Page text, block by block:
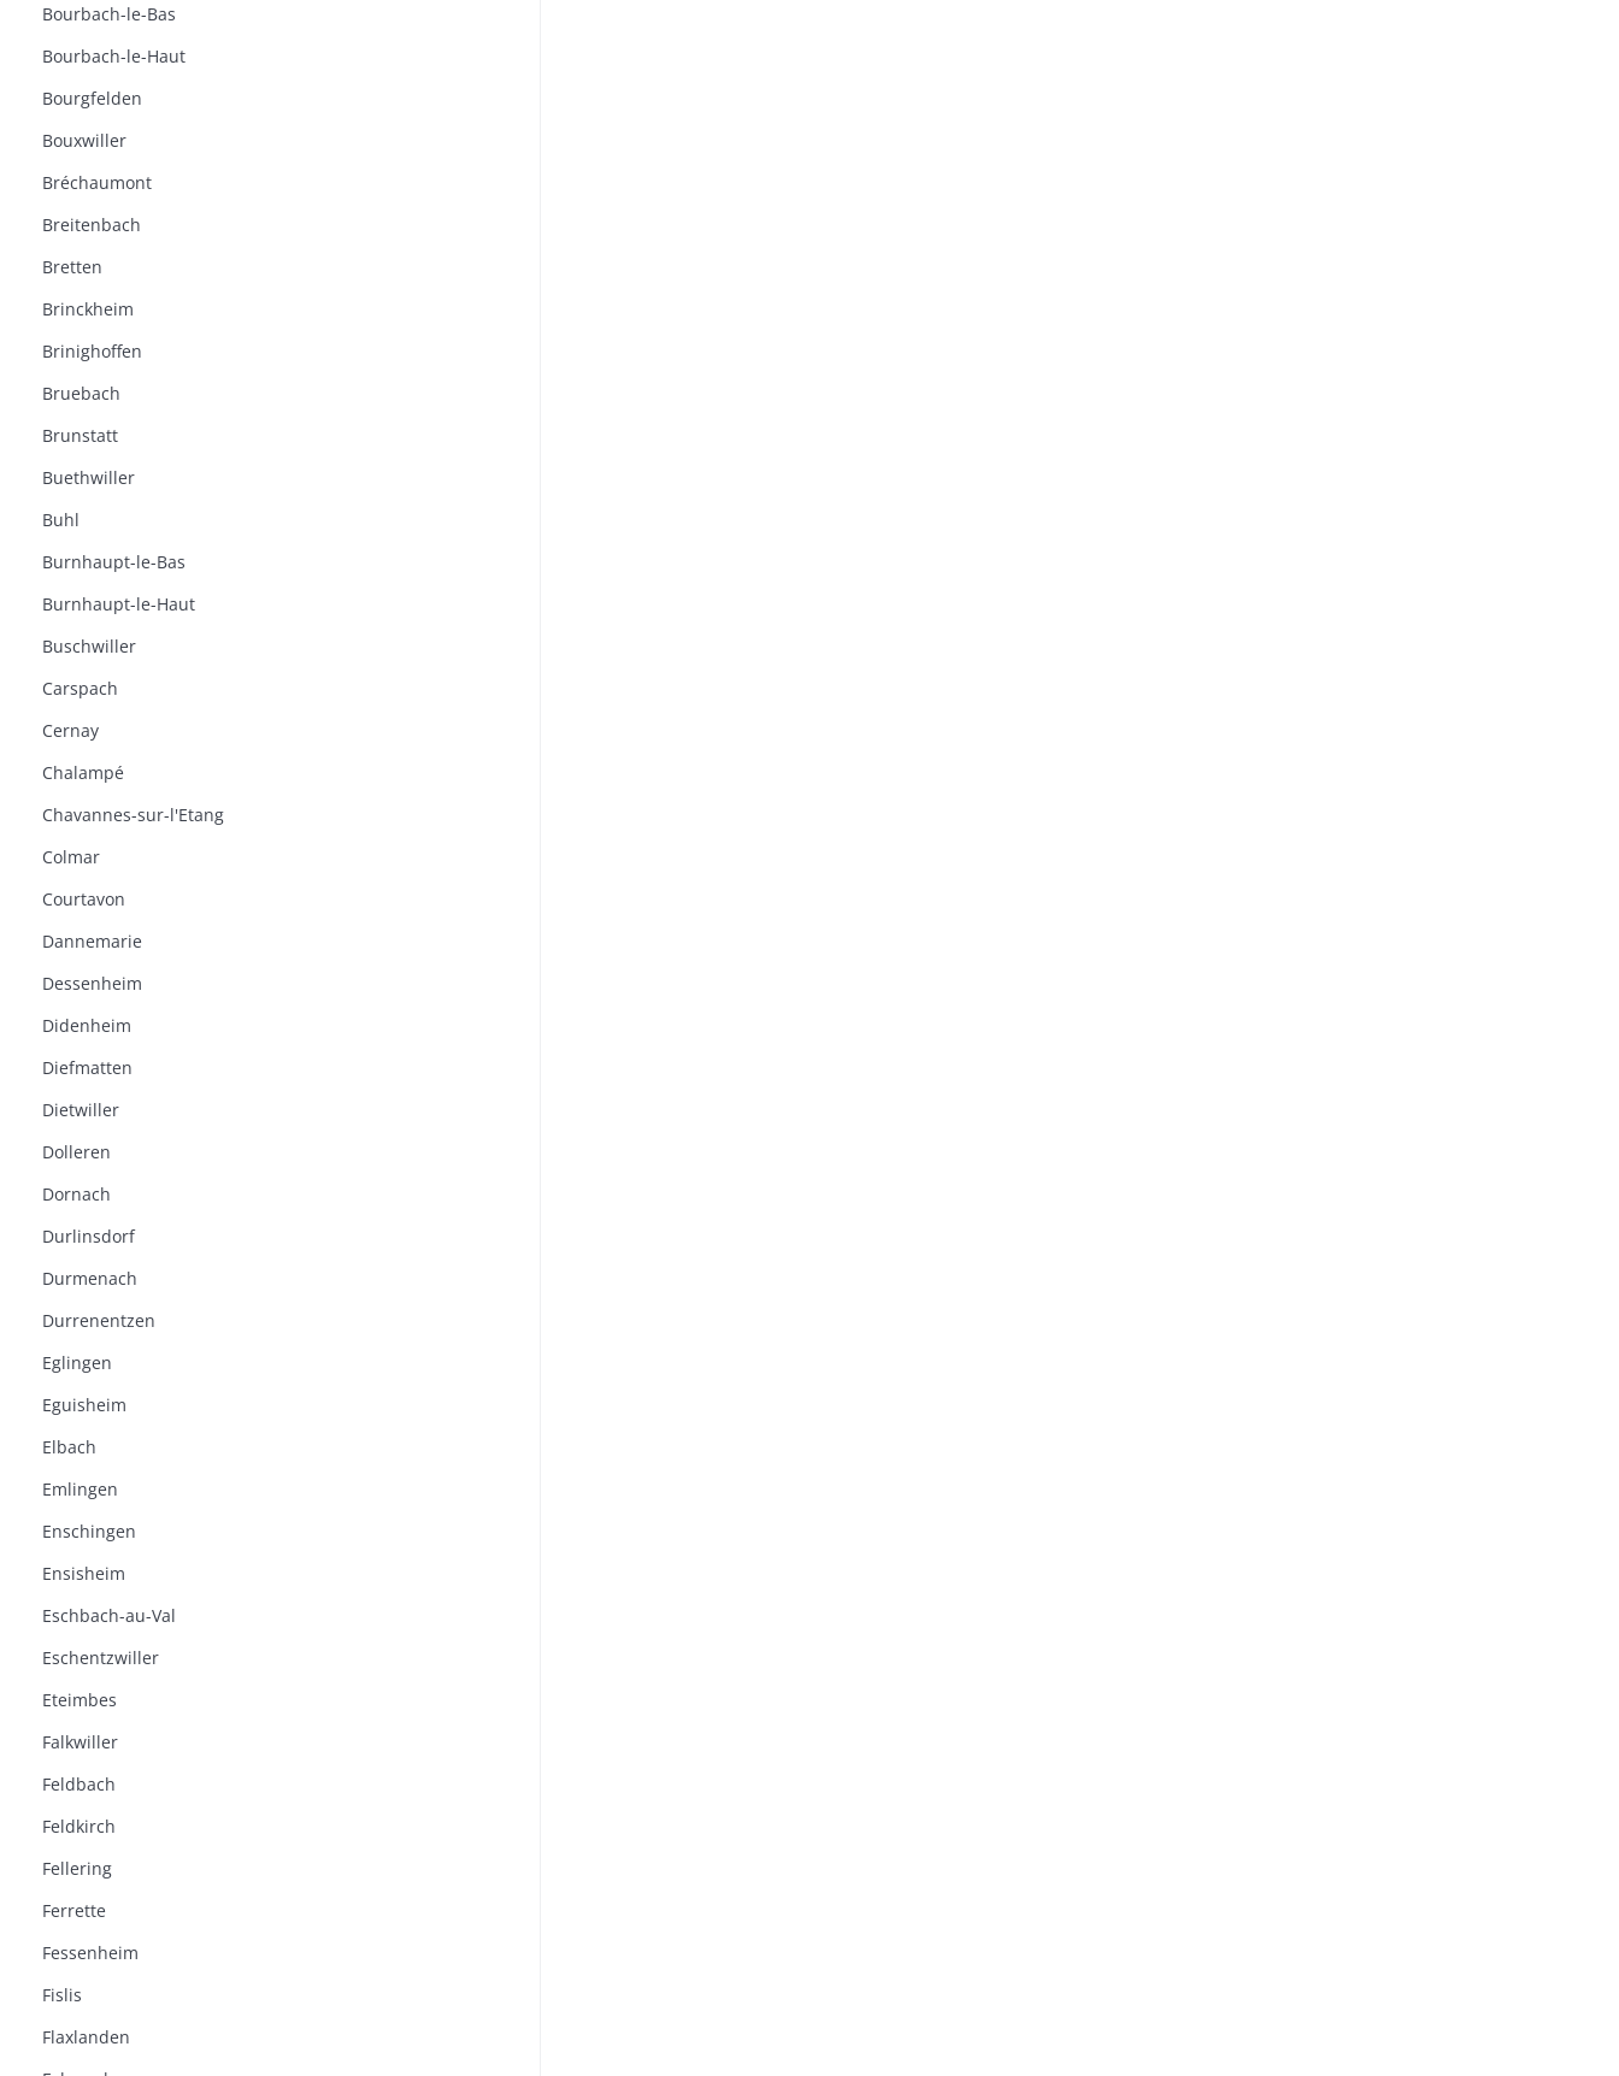
Bourbach-le-Bas
Bourbach-le-Haut
Bourgfelden
Bouxwiller
Bréchaumont
Breitenbach
Bretten
Brinckheim
Brinighoffen
Bruebach
Brunstatt
Buethwiller
Buhl
Burnhaupt-le-Bas
Burnhaupt-le-Haut
Buschwiller
Carspach
Cernay
Chalampé
Chavannes-sur-l'Etang
Colmar
Courtavon
Dannemarie
Dessenheim
Didenheim
Diefmatten
Dietwiller
Dolleren
Dornach
Durlinsdorf
Durmenach
Durrenentzen
Eglingen
Eguisheim
Elbach
Emlingen
Enschingen
Ensisheim
Eschbach-au-Val
Eschentzwiller
Eteimbes
Falkwiller
Feldbach
Feldkirch
Fellering
Ferrette
Fessenheim
Fislis
Flaxlanden